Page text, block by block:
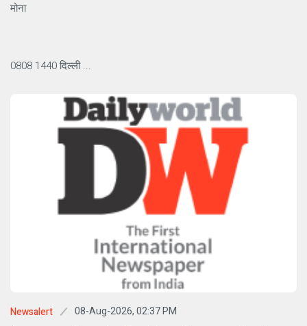
मोना
0808 1440 दिल्ली ...
Newsalert 08-Aug-2026, 02:37 PM